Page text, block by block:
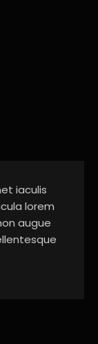
iaculis
lorem
augue